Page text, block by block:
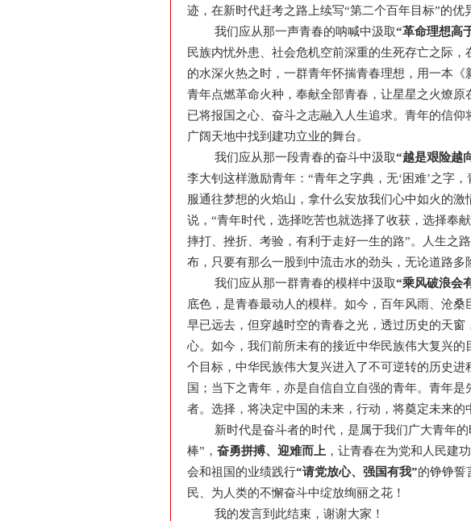
迹，在新时代赶考之路上续写“第二个百年目标”的优
我们应从那一声青春的呐喊中汲取“革命理想高
民族内忧外患、社会危机空前深重的生死存亡之际
的水深火热之时，一群青年怀揣青春理想，用一本
青年点燃革命火种，奉献全部青春，让星星之火燎
已将报国之心、奋斗之志融入人生追求。青年的信
广阔天地中找到建功立业的舞台。
我们应从那一段青春的奋斗中汲取“越是艰险越
李大钊这样激励青年：“青年之字典，无‘困难’之字
服通往梦想的火焰山，拿什么安放我们心中如火的
说，“青年时代，选择吃苦也就选择了收获，选择奉
摔打、挫折、考验，有利于走好一生的路”。人生之
布，只要有那么一股到中流击水的劲头，无论道路多
我们应从那一群青春的模样中汲取“乘风破浪会
底色，是青春最动人的模样。如今，百年风雨、沧
早已远去，但穿越时空的青春之光，透过历史的天窗
心。如今，我们前所未有的接近中华民族伟大复兴
个目标，中华民族伟大复兴进入了不可逆转的历史
国；当下之青年，亦是自信自立自强的青年。青年
者。选择，将决定中国的未来，行动，将奠定未来的
新时代是奋斗者的时代，是属于我们广大青年
棒”，奋勇拼搏、迎难而 上 ，让青春在为党和人民建
会和祖国的业绩践行“请党放心、强国有我”的铮铮誓
民、为人类的不懈奋斗中绽放绚丽之花！
我的发言到此结束，谢谢大家！